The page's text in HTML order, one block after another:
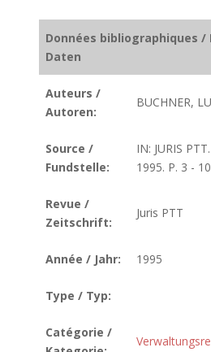
Données bibliographiques
Daten
Auteurs /
Autoren:
BUCHNER,
Source /
Fundstelle:
IN: JURIS
1995. P. 3 -
Revue /
Zeitschrift:
Juris PTT
Année / Jahr: 1995
Type / Typ:
Catégorie /